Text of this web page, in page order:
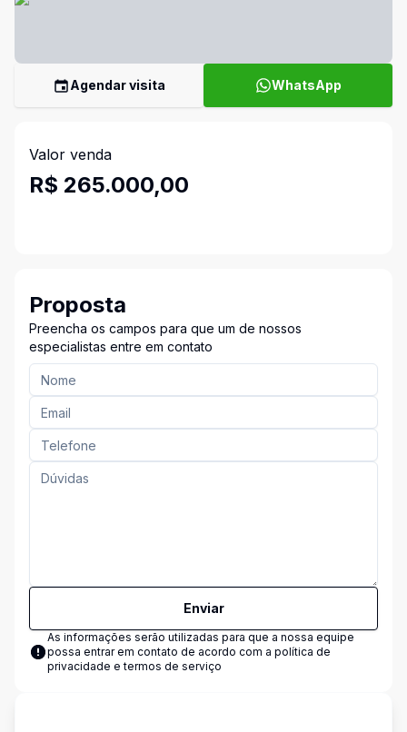
Agendar visita WhatsApp
Valor venda
R$ 265.000,00
Proposta
Preencha os campos para que um de nossos
especialistas entre em contato
Enviar
As informações serão utilizadas para que a nossa equipe
possa entrar em contato de acordo com a política de
privacidade e termos de serviço